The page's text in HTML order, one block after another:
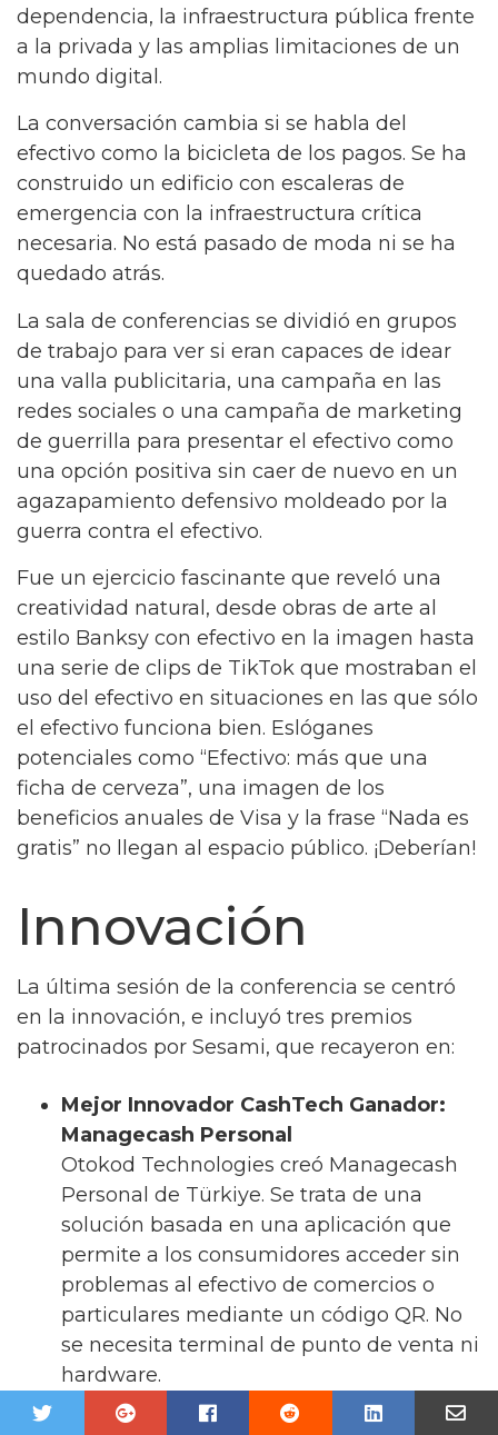
dependencia, la infraestructura pública frente
a la privada y las amplias limitaciones de un
mundo digital.
La conversación cambia si se habla del
efectivo como la bicicleta de los pagos. Se ha
construido un edificio con escaleras de
emergencia con la infraestructura crítica
necesaria. No está pasado de moda ni se ha
quedado atrás.
La sala de conferencias se dividió en grupos
de trabajo para ver si eran capaces de idear
una valla publicitaria, una campaña en las
redes sociales o una campaña de marketing
de guerrilla para presentar el efectivo como
una opción positiva sin caer de nuevo en un
agazapamiento defensivo moldeado por la
guerra contra el efectivo.
Fue un ejercicio fascinante que reveló una
creatividad natural, desde obras de arte al
estilo Banksy con efectivo en la imagen hasta
una serie de clips de TikTok que mostraban el
uso del efectivo en situaciones en las que sólo
el efectivo funciona bien. Eslóganes
potenciales como “Efectivo: más que una
ficha de cerveza”, una imagen de los
beneficios anuales de Visa y la frase “Nada es
gratis” no llegan al espacio público. ¡Deberían!
Innovación
La última sesión de la conferencia se centró
en la innovación, e incluyó tres premios
patrocinados por Sesami, que recayeron en:
Mejor Innovador CashTech Ganador:
Managecash Personal
Otokod Technologies creó Managecash
Personal de Türkiye. Se trata de una
solución basada en una aplicación que
permite a los consumidores acceder sin
problemas al efectivo de comercios o
particulares mediante un código QR. No
se necesita terminal de punto de venta ni
hardware.
Ganadora de la mejor start-up